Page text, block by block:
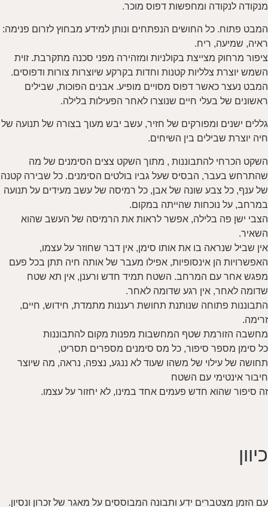
מנקודה לנקודה ומחפשות דפוס מוכר.
המבט פתוח. כל החושים הנפתחים ונותן למידע מבחוץ לזרום פנימה:
ראיה, שמיעה, ריח.
ציפור מרחוק מצייצת בקולניות ומזהירה מפני סכנה מתקרבת. זוית
השמש יוצרת צלליות קטנות וחדות בקרקע שיוצרות צורות ודפוסים.
המבט נעצר כאשר דפוס מסויים מופיע. אבנים הפוכות, שבילים
ראשונים של בעלי חיים שנוצרו לאחר הפעילות בלילה.
גללים ישנים ומפורקים של חזיר, עשב יבש מעוך בצורה של תנועה של
חיה יוצרת שבילים בין השיחים.
השקט הכרחי להתבוננות , מתוך השקט צצים הסימנים של מה
שהתרחש בעבר, הבסיס שעל גביו בולטים הסימנים. כל שבירה קטנה
של ענף, כל צבע שונה של אבן, כל רמיסה של עשב מעידים על תנועה
במרחב, על נוכחות שהייתה במקום.
הצבי ישן פה בלילה, אפשר לראות את הרמיסה של העשב שהוא
השאיר.
אין שביל שנראה בו את אותו סימן, אין דבר שחוזר על עצמו,
האפשרויות הן אינסופיות, אפילו מעבר של אותה חיה תתן בכל פעם
מפגש אחר עם המרחב. השטח תמיד חדש ורענן, אין תא שטח
שדומה לאחר, אין רגע שדומה לאחר.
התבוננות פתוחה שנותנת תחושת רעננות מתמדת, חידוש, חיים,
זרימה.
מחשבה הזורמת שטף המחשבות מפנות מקום להתבוננות
כל סימן מספר סיפור, כל מס סימנים מספרים תסריט,
תחושה של עילוי של משהו שעוד לא ננגע, נצפה, נראה, מה שיוצר
חיבור אינטימי עם השטח
זה סיפור שהוא חדש פעמים אחד במינו, לא יחזור על עצמו.
כיוון
עם הזמן מצטברים ידע ותבונה המבוססים על מאגר של זכרון ונסיון.